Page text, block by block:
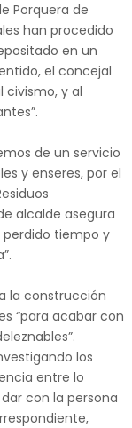
Porquera de
han procedido
en un
el concejal
civismo, y al
de un servicio
y enseres, por el
alcalde asegura
perdido tiempo y
la construcción
“para acabar con
los
entre lo
con la persona